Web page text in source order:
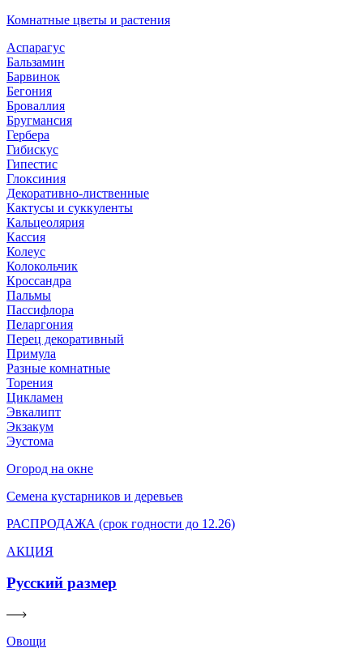
Комнатные цветы и растения
Аспарагус
Бальзамин
Барвинок
Бегония
Броваллия
Бругмансия
Гербера
Гибискус
Гипестис
Глоксиния
Декоративно-лиственные
Кактусы и суккуленты
Кальцеолярия
Кассия
Колеус
Колокольчик
Кроссандра
Пальмы
Пассифлора
Пеларгония
Перец декоративный
Примула
Разные комнатные
Торения
Цикламен
Эвкалипт
Экзакум
Эустома
Огород на окне
Семена кустарников и деревьев
РАСПРОДАЖА (срок годности до 12.26)
АКЦИЯ
Русский размер
Овощи